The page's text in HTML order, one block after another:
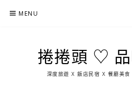
MENU
捲捲頭 ♡
深度旅遊 X 飯店民宿 X 餐廳美食